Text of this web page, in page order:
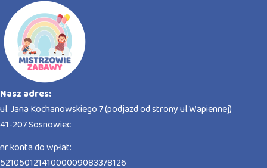
Nasz adres:
ul. Jana Kochanowskiego 7 (podjazd od strony ul.Wapiennej)
41-207 Sosnowiec
nr konta do wpłat:
52105012141000009083378126